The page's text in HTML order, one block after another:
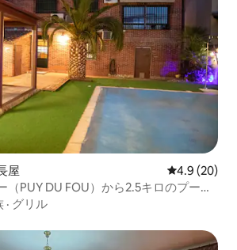
屋 レビュー20
4.9 (20)
（PUY DU FOU）から2.5キロのプー
きのタウンハウス
· グリル